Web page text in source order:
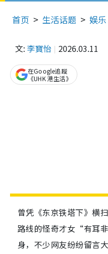
首页 生活话题 娱乐
文: 李寶怡 2026.03.11
在Google追蹤
《UHK 港生活》
曾凭《东京铁塔下》横
路线的怪奇才女“有耳
身，不少网友纷纷留言